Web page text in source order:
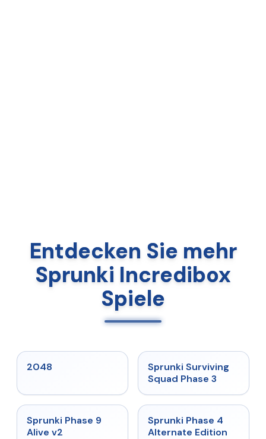
Entdecken Sie mehr
Sprunki Incredibox
Spiele
2048 ★ 4.7
Sprunki Surviving
Squad Phase 3
★
Sprunki Phase 9
Alive v2
★
Sprunki Phase 4
Alternate Edition